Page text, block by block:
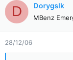
D Dorygslk
MBenz
28/12/06